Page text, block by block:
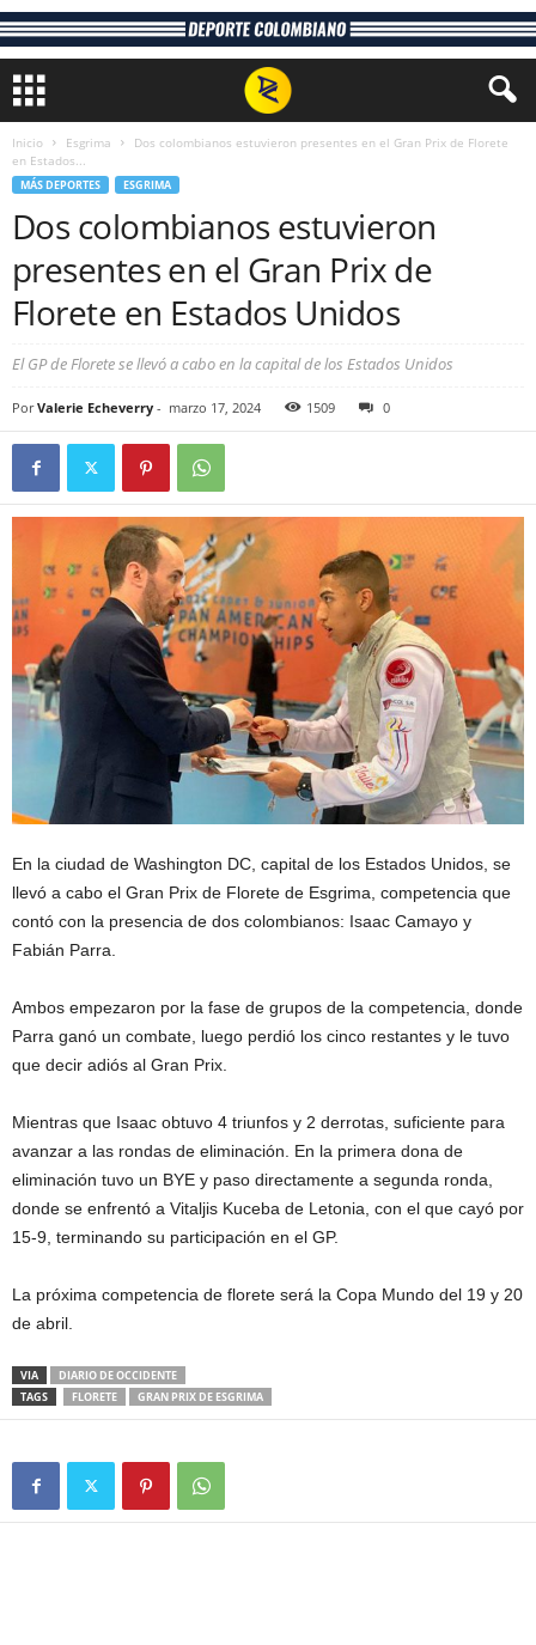
Inicio Esgrima
Dos colombianos estuvieron presentes en el Gran Prix de Florete
en Estados...
MÁS DEPORTES ESGRIMA
Dos colombianos estuvieron
presentes en el Gran Prix de
Florete en Estados Unidos
El GP de Florete se llevó a cabo en la capital de los Estados Unidos
Por Valerie Echeverry - marzo 17, 2024 1509 0
En la ciudad de Washington DC, capital de los Estados Unidos, se
llevó a cabo el Gran Prix de Florete de Esgrima, competencia que
contó con la presencia de dos colombianos: Isaac Camayo y
Fabián Parra.
Ambos empezaron por la fase de grupos de la competencia, donde
Parra ganó un combate, luego perdió los cinco restantes y le tuvo
que decir adiós al Gran Prix.
Mientras que Isaac obtuvo 4 triunfos y 2 derrotas, suficiente para
avanzar a las rondas de eliminación. En la primera dona de
eliminación tuvo un BYE y paso directamente a segunda ronda,
donde se enfrentó a Vitaljis Kuceba de Letonia, con el que cayó por
15-9, terminando su participación en el GP.
La próxima competencia de florete será la Copa Mundo del 19 y 20
de abril.
VIA
DIARIO DE OCCIDENTE
TAGS
FLORETE GRAN PRIX DE ESGRIMA